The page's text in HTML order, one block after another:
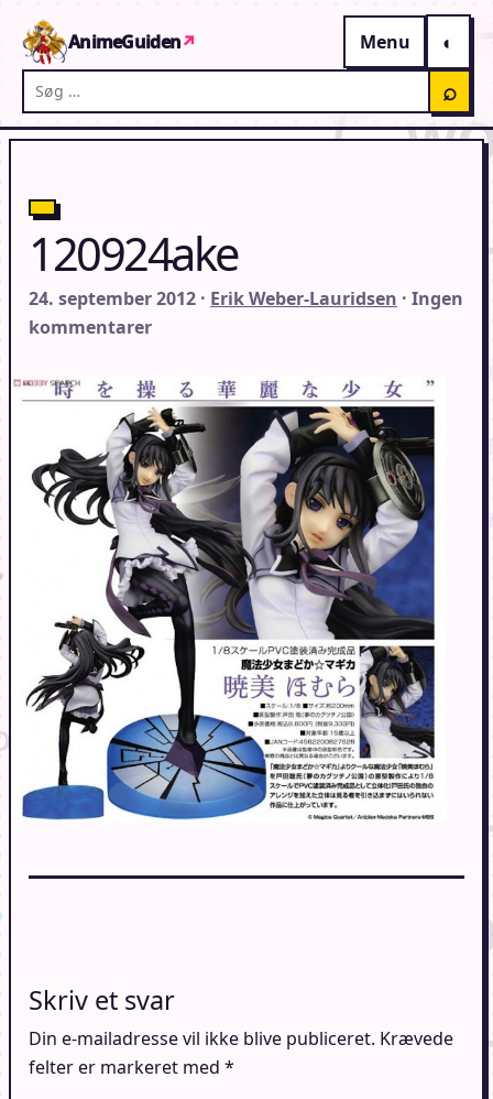
AnimeGuiden↗
Menu
Søg på AnimeGuiden
⌕
120924ake
24. september 2012 · Erik Weber-Lauridsen · Ingen
kommentarer
Skriv et svar
Din e-mailadresse vil ikke blive publiceret. Krævede
felter er markeret med *